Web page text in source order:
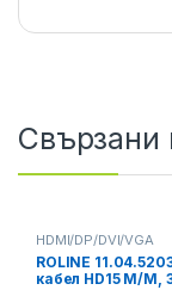
Свързани
HDMI/DP/DVI/VGA
ROLINE
кабел HD15 M/M,